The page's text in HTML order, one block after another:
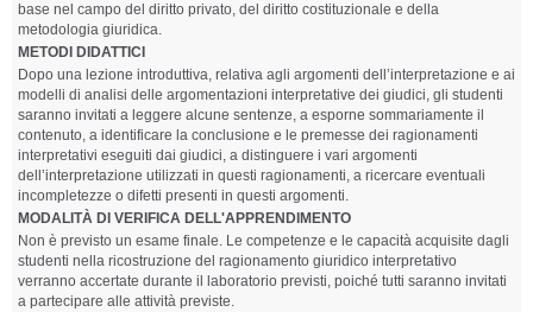
base nel campo del diritto privato, del diritto costituzionale e della
metodologia giuridica.
METODI DIDATTICI
Dopo una lezione introduttiva, relativa agli argomenti dell’interpretazione e ai
modelli di analisi delle argomentazioni interpretative dei giudici, gli studenti
saranno invitati a leggere alcune sentenze, a esporne sommariamente il
contenuto, a identificare la conclusione e le premesse dei ragionamenti
interpretativi eseguiti dai giudici, a distinguere i vari argomenti
dell’interpretazione utilizzati in questi ragionamenti, a ricercare eventuali
incompletezze o difetti presenti in questi argomenti.
MODALITÀ DI VERIFICA DELL'APPRENDIMENTO
Non è previsto un esame finale. Le competenze e le capacità acquisite dagli
studenti nella ricostruzione del ragionamento giuridico interpretativo
verranno accertate durante il laboratorio previsti, poiché tutti saranno invitati
a partecipare alle attività previste.